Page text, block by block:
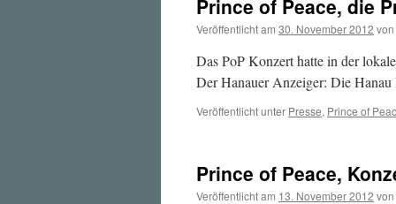
Prince of Peace, die
Veröffentlicht am 30. November 2012 von
Das PoP Konzert hatte in der
Der Hanauer Anzeiger: Die Hanau
Veröffentlicht unter Presse, Prince of
Prince of Peace,
Veröffentlicht am 13. November 2012 von